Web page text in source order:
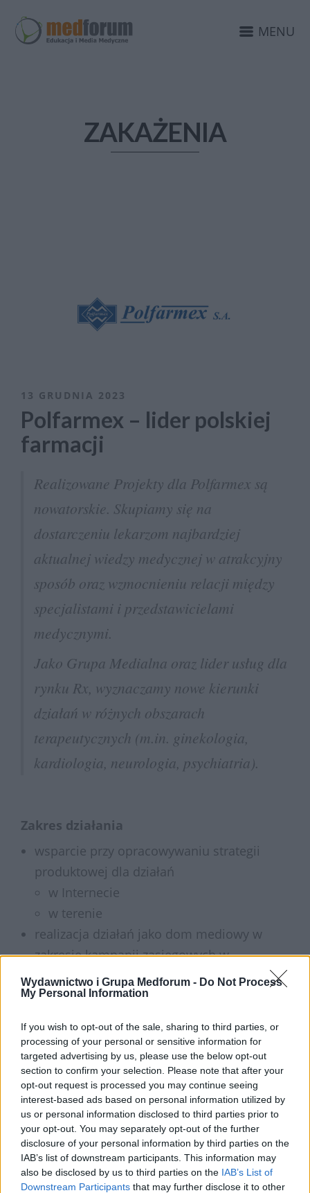
Wydawnictwo i Grupa Medforum - Do Not Process
My Personal Information
If you wish to opt-out of the sale, sharing to third parties, or
processing of your personal or sensitive information for
targeted advertising by us, please use the below opt-out
section to confirm your selection. Please note that after your
opt-out request is processed you may continue seeing
interest-based ads based on personal information utilized by
us or personal information disclosed to third parties prior to
your opt-out. You may separately opt-out of the further
disclosure of your personal information by third parties on the
IAB’s list of downstream participants. This information may
also be disclosed by us to third parties on the IAB’s List of
Downstream Participants that may further disclose it to other
MENU
ZAKAŻENIA
13 GRUDNIA 2023
Polfarmex – lider polskiej
farmacji
Realizowane Projekty dla Polfarmex są
nowatorskie. Skupiamy się na
dostarczeniu lekarzom najbardziej
aktualnej wiedzy medycznej w atrakcyjny
sposób oraz wzmocnieniu relacji między
specjalistami i przedstawicielami
medycznymi.
Jako Grupa Medialna oraz lider usług dla
rynku Rx, wyznaczamy nowe kierunki
działań w różnych obszarach
terapeutycznych (m.in. ginekologia,
kardiologia, neurologia, psychiatria).
Zakres działania
wsparcie przy opracowywaniu strategii
produktowej dla działań
w Internecie
w terenie
realizacja działań jako dom mediowy w
zakresie kampanii zasięgowych w
Internecie
redakcja oraz tworzenie i publikacja treści
edukacyjnych
opracowywanie, wdrażanie oraz logistyka
akcji specjalnych
szeroko zakrojone działania badawcze:
projekt, analiza wyników, statystyka,
prezentacja na kongresach naukowych,
publikacja w czasopiśmie
realizacja kampanii z elementami